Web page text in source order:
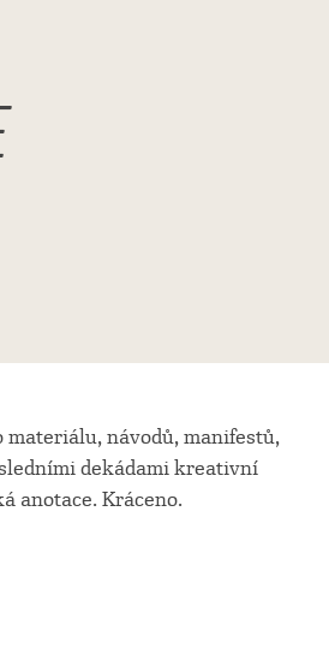
návodů, manifestů,
dekádami kreativní
anotace. Kráceno.